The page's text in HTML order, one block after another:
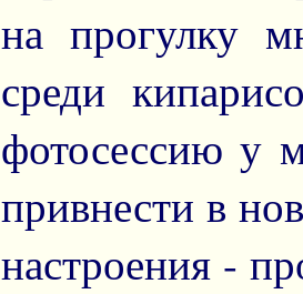
на прогулку
среди
фотосессию у
привнести в
настроения -